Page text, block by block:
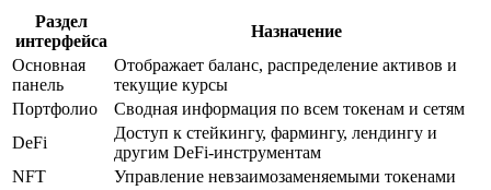
Раздел
интерфейса
Назначение
Основная
панель
Отображает баланс, распределение активов и
текущие курсы
Портфолио
Сводная информация по всем токенам и сетям
DeFi
Доступ к стейкингу, фармингу, лендингу и
другим DeFi-инструментам
NFT
Управление невзаимозаменяемыми токенами